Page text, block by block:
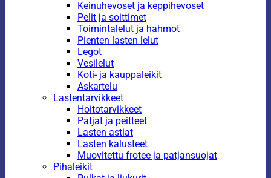
Keinuhevoset ja keppihevoset
Pelit ja soittimet
Toimintalelut ja hahmot
Pienten lasten lelut
Legot
Vesilelut
Koti- ja kauppaleikit
Askartelu
Lastentarvikkeet
Hoitotarvikkeet
Patjat ja peitteet
Lasten astiat
Lasten kalusteet
Muovitettu frotee ja patjansuojat
Pihaleikit